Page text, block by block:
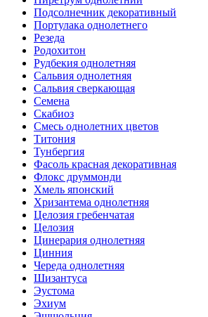
Подсолнечник декоративный
Портулака однолетнего
Резеда
Родохитон
Рудбекия однолетняя
Сальвия однолетняя
Сальвия сверкающая
Семена
Скабиоз
Смесь однолетних цветов
Титония
Тунбергия
Фасоль красная декоративная
Флокс друммонди
Хмель японский
Хризантема однолетняя
Целозия гребенчатая
Целозия
Цинерария однолетняя
Цинния
Череда однолетняя
Шизантуса
Эустома
Эхиум